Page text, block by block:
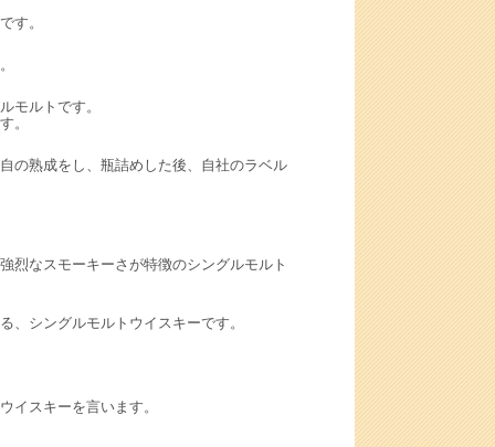
す。
モルトです。
。
の熟成をし、瓶詰めした後、自社のラベル
烈なスモーキーさが特徴のシングルモルト
、シングルモルトウイスキーです。
イスキーを言います。